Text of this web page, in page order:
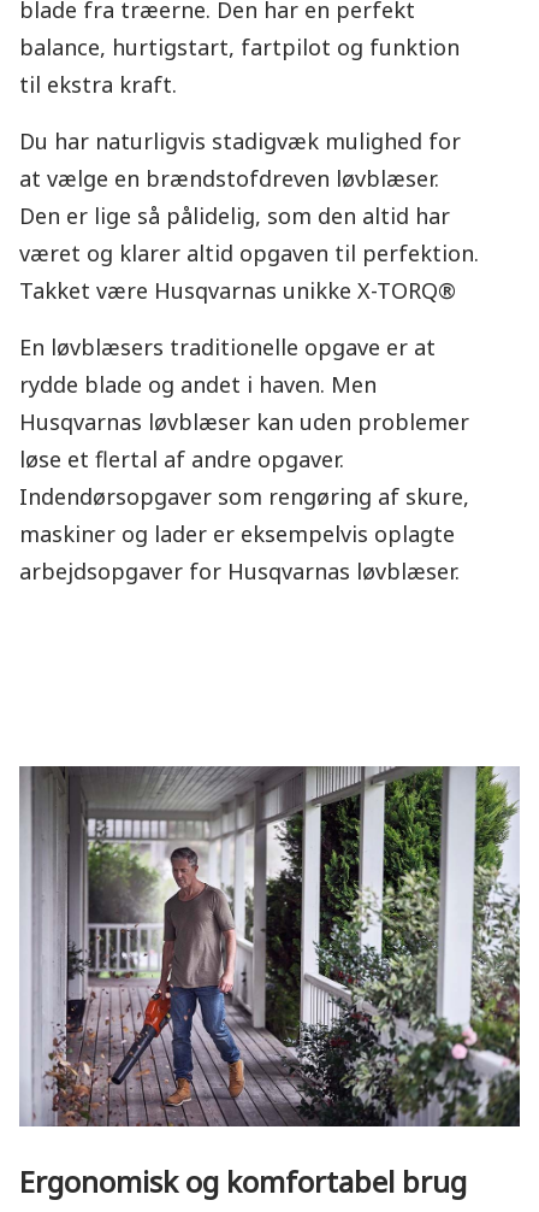
blade fra træerne. Den har en perfekt
balance, hurtigstart, fartpilot og funktion
til ekstra kraft.
Du har naturligvis stadigvæk mulighed for
at vælge en brændstofdreven løvblæser.
Den er lige så pålidelig, som den altid har
været og klarer altid opgaven til perfektion.
Takket være Husqvarnas unikke X-TORQ®
En løvblæsers traditionelle opgave er at
rydde blade og andet i haven. Men
Husqvarnas løvblæser kan uden problemer
løse et flertal af andre opgaver.
Indendørsopgaver som rengøring af skure,
maskiner og lader er eksempelvis oplagte
arbejdsopgaver for Husqvarnas løvblæser.
Ergonomisk og komfortabel brug